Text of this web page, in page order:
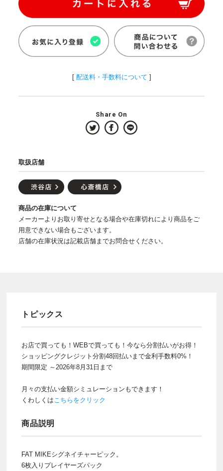
[ 配送料・手数料について ]
Share On
取扱店舗
商品の在庫について
メーカーよりお取り寄せとなる場合や在庫切れにより商品をご
用意できない場合もございます。
店舗の在庫状況は記載店舗までお問合せください。
トピックス
お店で買っても！WEBで買っても！今なら分割払いがお得！
ショッピングクレジット分割48回払いまで金利手数料0%！
期間限定 ～2026年8月31日まで
月々の支払い金額シミュレーションもできます！
くわしくはこちらをクリック
商品説明
FAT MIKEシグネイチャーピック。
6枚入りプレイヤーズパック